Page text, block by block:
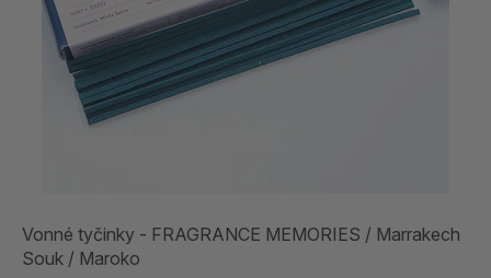
Vonné tyčinky - FRAGRANCE MEMORIES / Marrakech
Souk / Maroko